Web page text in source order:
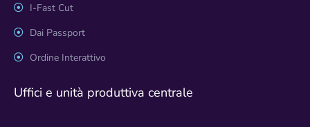
I-Fast Cut
Dai Passport
Ordine Interattivo
Uffici e unità produttiva centrale